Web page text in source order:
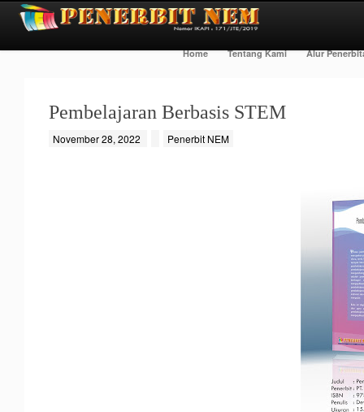
Home Tentang Kami Alur
Pembelajaran Berbasis STEM
November 28, 2022 Penerbit NEM